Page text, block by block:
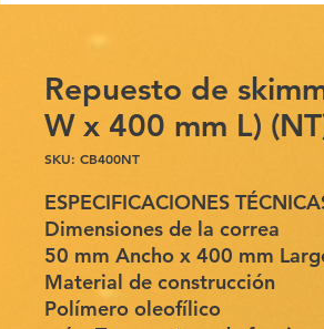
Repuesto de
W x 400 mm L)
SKU: CB400NT
ESPECIFICACIONES
Dimensiones de la correa
50 mm Ancho x 400 mm
Material de construcción
Polímero oleofílico